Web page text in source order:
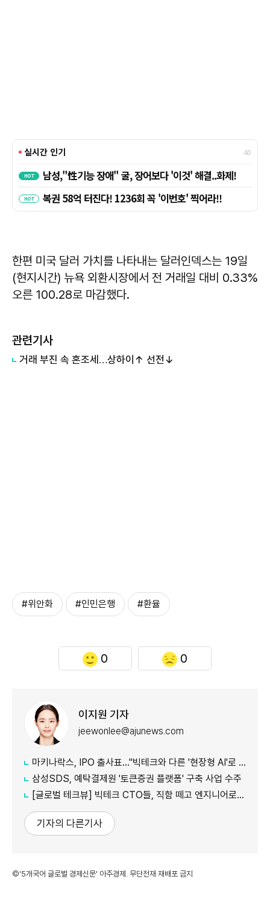
한편 미국 달러 가치를 나타내는 달러인덱스는 19일
(현지시간) 뉴욕 외환시장에서 전 거래일 대비 0.33%
오른 100.28로 마감했다.
관련기사
거래 부진 속 혼조세…상하이↑ 선전↓
#위안화 #인민은행 #환율
0 0
이지원 기자
jeewonlee@ajunews.com
마키나락스, IPO 출사표…"빅테크와 다른 '현장형 AI'로 승부"
삼성SDS, 예탁결제원 '토큰증권 플랫폼' 구축 사업 수주
[글로벌 테크뷰] 빅테크 CTO들, 직함 떼고 엔지니어로 유턴...'앤트로픽행 러시' 이유는
기자의 다른기사
©'5개국어 글로벌 경제신문' 아주경제. 무단전재·재배포 금지